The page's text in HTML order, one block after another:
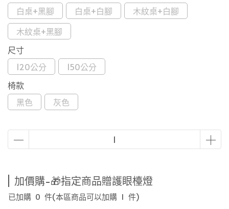
白桌+黑腳
白桌+白腳
木紋桌+白腳
木紋桌+黑腳
尺寸
120公分
150公分
椅款
黑色
灰色
加價購-🎁指定商品贈護眼檯燈
已加購 0 件(本區商品可以加購 1 件)